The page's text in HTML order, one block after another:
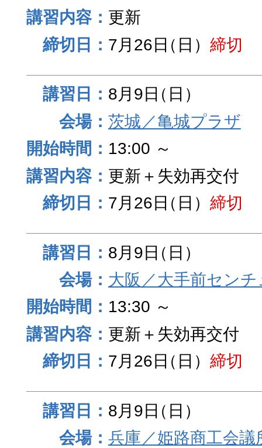
更新
7月26日（日） 締切
8月9日（日）
茨城／亀城プラザ
13:00 ～
更新＋失効再交付
7月26日（日） 締切
8月9日（日）
大阪／大手前セン
13:30 ～
更新＋失効再交付
7月26日（日） 締切
8月9日（日）
兵庫／姫路商工会議